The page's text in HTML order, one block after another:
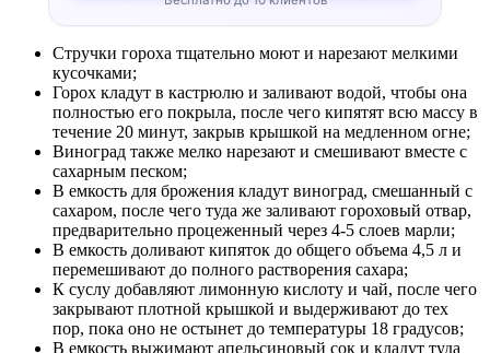
Стручки гороха тщательно моют и нарезают мелкими
кусочками;
Горох кладут в кастрюлю и заливают водой, чтобы она
полностью его покрыла, после чего кипятят всю массу в
течение 20 минут, закрыв крышкой на медленном огне;
Виноград также мелко нарезают и смешивают вместе с
сахарным песком;
В емкость для брожения кладут виноград, смешанный с
сахаром, после чего туда же заливают гороховый отвар,
предварительно процеженный через 4-5 слоев марли;
В емкость доливают кипяток до общего объема 4,5 л и
перемешивают до полного растворения сахара;
К суслу добавляют лимонную кислоту и чай, после чего
закрывают плотной крышкой и выдерживают до тех
пор, пока оно не остынет до температуры 18 градусов;
В емкость выжимают апельсиновый сок и кладут туда